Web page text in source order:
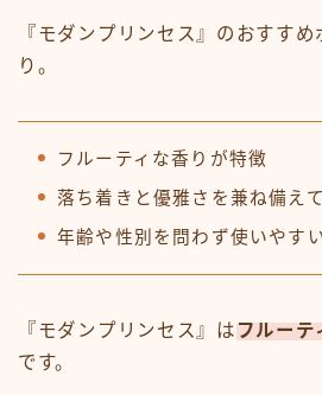
『モダンプリンセス』のおすす
り。
フルーティな香りが特徴
落ち着きと優雅さを兼ね備え
年齢や性別を問わず使いやす
『モダンプリンセス』は フルーテ
です。